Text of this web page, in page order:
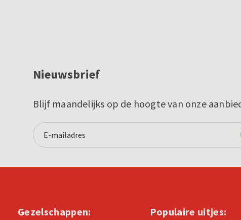
Nieuwsbrief
Blijf maandelijks op de hoogte van onze
Gezelschappen: Populaire uitjes: